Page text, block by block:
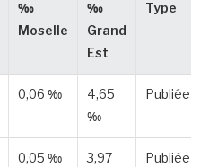
‰
Moselle
‰
Grand
Est
Type
0,06 ‰
4,65
‰
Publiée
0,05 ‰
3,97
Publiée